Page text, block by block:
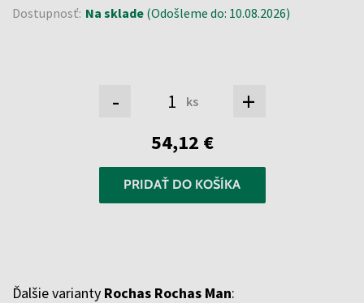
Dostupnosť: Na sklade (Odošleme do: 10.08.2026)
- ks +
54,12 €
PRIDAŤ DO KOŠÍKA
Ďalšie varianty Rochas Rochas Man: